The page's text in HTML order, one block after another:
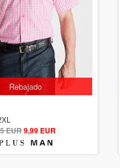
Rebajado
5.00
out of 5
EUR9,99 EUR